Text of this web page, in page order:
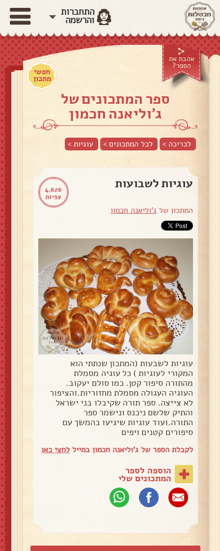
התחברות
והרשמה
אהבת את
הספר?
חפשי
מתכון
ספר המתכונים של
ג'וליאנה חכמון
לכריכה > לכל המתכונים > עוגיות>
4,626
צפיות
עוגיות לשבועות
המתכון של ג'וליאנה חכמון
עוגיות לשבעות (המתכון שנתתי הוא
המקורי לעוגיות ) כל עוגיה מסמלת
מהתורה סיפור קטן. כמו סולם יעקוב.
העוגיה העגולה מסמלת מחזוריות.והציפור
לא צייצה. ספר תורה שקיבלו בני ישראל
והתיק שלשם ניכנס ונישמר ספר
התורה.ועוד עוגיות שיגיעו בהמשך עם
סיפורים קטנים ויפים
לקבלת הספר של ג'וליאנה חכמון במייללחצי כאן
הוספה לספר
המתכונים שלי